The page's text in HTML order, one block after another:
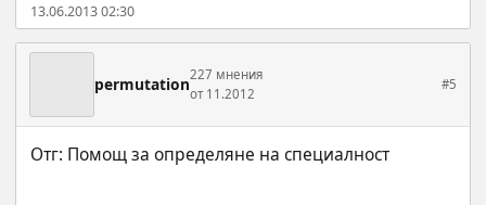
13.06.2013 02:30
permutation227 мнения
от 11.2012
#5